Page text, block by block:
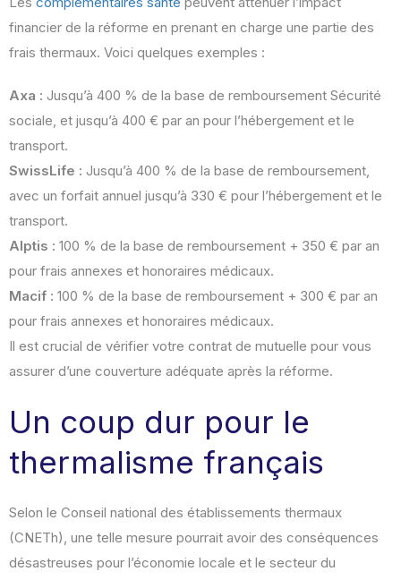
financier de la réforme en prenant en charge une partie des
frais thermaux. Voici quelques exemples :
Axa : Jusqu’à 400 % de la base de remboursement Sécurité
sociale, et jusqu’à 400 € par an pour l’hébergement et le
transport.
SwissLife : Jusqu’à 400 % de la base de remboursement,
avec un forfait annuel jusqu’à 330 € pour l’hébergement et le
transport.
Alptis : 100 % de la base de remboursement + 350 € par an
pour frais annexes et honoraires médicaux.
Macif : 100 % de la base de remboursement + 300 € par an
pour frais annexes et honoraires médicaux.
Il est crucial de vérifier votre contrat de mutuelle pour vous
assurer d’une couverture adéquate après la réforme.
Un coup dur pour le
thermalisme français
Selon le Conseil national des établissements thermaux
(CNETh), une telle mesure pourrait avoir des conséquences
désastreuses pour l’économie locale et le secteur du